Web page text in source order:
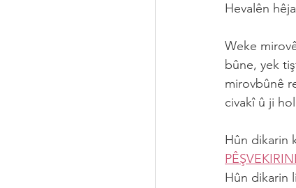
Hevalên
Weke
bûne, yek
mirovbûnê
civakî û ji
Hûn dikarin
Hûn dikarin